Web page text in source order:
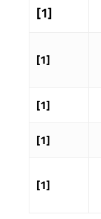
[1]
[1]
[1]
[1]
[1]